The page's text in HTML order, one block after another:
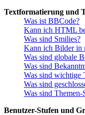
Textformatierung und
Was ist BBCode?
Kann ich HTML
Was sind Smilies?
Kann ich Bilder in
Was sind globale
Was sind
Was sind wichtige
Was sind
Was sind Themen-
Benutzer-Stufen und